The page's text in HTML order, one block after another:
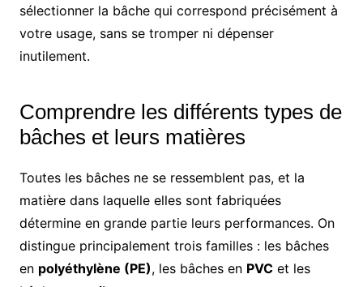
sélectionner la bâche qui correspond précisément à
votre usage, sans se tromper ni dépenser
inutilement.
Comprendre les différents types de
bâches et leurs matières
Toutes les bâches ne se ressemblent pas, et la
matière dans laquelle elles sont fabriquées
détermine en grande partie leurs performances. On
distingue principalement trois familles : les bâches
en polyéthylène (PE), les bâches en PVCet les